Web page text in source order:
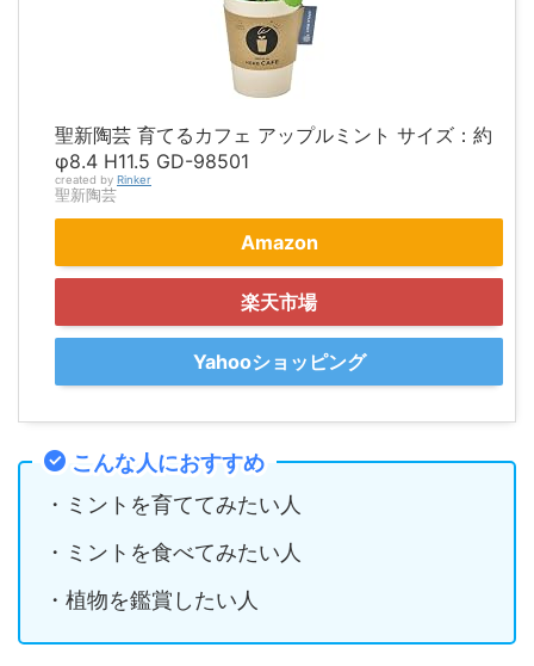
聖新陶芸 育てるカフェ アップルミント サイズ：約
φ8.4 H11.5 GD-98501
created by Rinker
聖新陶芸
Amazon
楽天市場
Yahooショッピング
こんな人におすすめ
・ミントを育ててみたい人
・ミントを食べてみたい人
・植物を鑑賞したい人